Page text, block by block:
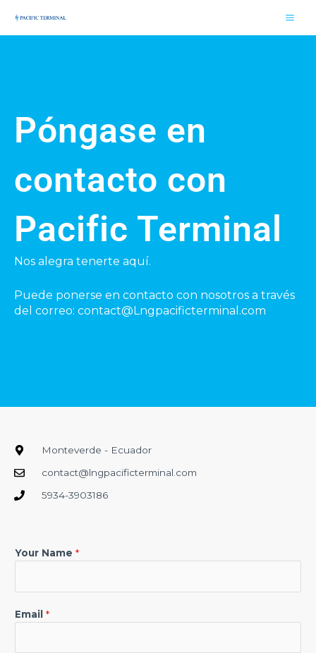
contenido
Póngase en
contacto con
Pacific Terminal
Nos alegra tenerte aquí.
Puede ponerse en contacto con nosotros a través
del correo: contact@Lngpacificterminal.com
Monteverde - Ecuador
contact@lngpacificterminal.com
5934-3903186
Your Name *
Email *